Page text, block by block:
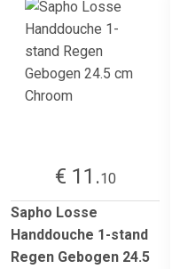
€ 11.10
Sapho Losse
Handdouche 1-stand
Regen Gebogen 24.5